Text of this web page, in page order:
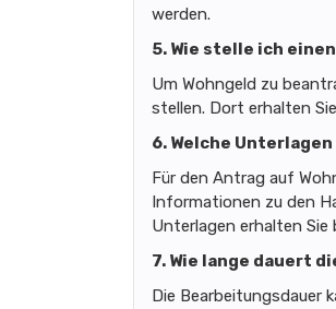
werden.
5. Wie stelle ich
Um Wohngeld zu
stellen. Dort erhalten
6. Welche
Für den Antrag auf
Informationen zu den
Unterlagen erhalten Sie
7. Wie lange dauert
Die Bearbeitungsdauer